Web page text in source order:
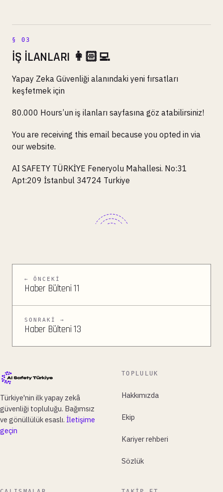
İŞ İLANLARI 👩🏻‍💻
Yapay Zeka Güvenliği alanındaki yeni fırsatları
keşfetmek için
80.000 Hours’un iş ilanları sayfasına göz atabilirsiniz!
You are receiving this email because you opted in via
our website.
AI SAFETY TÜRKİYE Feneryolu Mahallesi. No:31
Apt:209 İstanbul 34724 Turkiye
← ÖNCEKI
Haber Bülteni 11
SONRAKI →
Haber Bülteni 13
Türkiye'nin ilk yapay zekâ
güvenliği topluluğu. Bağımsız
ve gönüllülük esaslı. İletişime
geçin
TOPLULUK
Hakkımızda
Ekip
Kariyer rehberi
Sözlük